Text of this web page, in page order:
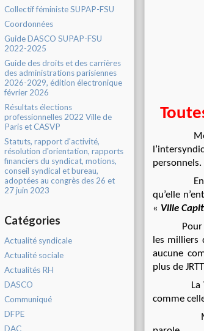
Collectif féministe SUPAP-FSU
Coordonnées
Guide DASCO SUPAP-FSU
2022-2025
Guide des droits et des carrières
des administrations parisiennes
2026-2029, édition électronique
février 2026
Résultats élections
professionnelles 2022 Ville de
Paris et CASVP
Statuts, rapport d'activité,
résolution d'orientation, rapports
financiers du syndicat, motions,
conseil syndical et bureau,
adoptées au congrès des 26 et
27 juin 2023
Catégories
Actualité syndicale
Actualité sociale
Actualités RH
DASCO
Communiqué
DFPE
DAC
personnels.
En dépit
qu’elle
« Ville
Pour les
les milliers
aucune
plus de
La Ville
comme